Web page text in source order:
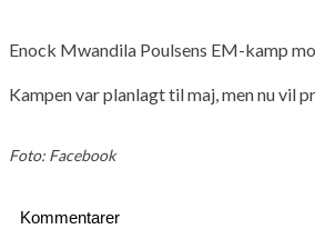
Enock Mwandila Poulsens EM-kamp
Kampen var planlagt til maj, men nu vil
Foto: Facebook
Kommentarer